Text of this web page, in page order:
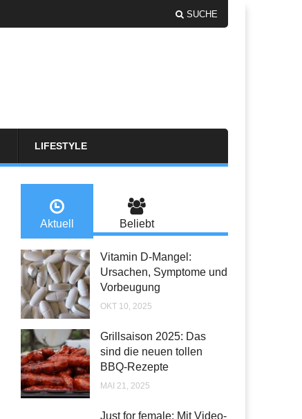
SUCHE
LIFESTYLE
Aktuell Beliebt
Vitamin D-Mangel:
Ursachen, Symptome und
Vorbeugung
OKT 10, 2025
Grillsaison 2025: Das
sind die neuen tollen
BBQ-Rezepte
MAI 21, 2025
Just for female: Mit Video-